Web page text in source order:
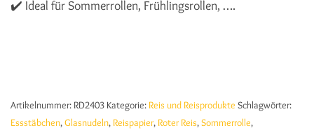
✔️ Ideal für Sommerrollen, Frühlingsrollen, ….
Artikelnummer: RD2403 Kategorie: Reis und Reisprodukte Schlagwörter:
Essstäbchen, Glasnudeln, Reispapier, Roter Reis, Sommerrolle,